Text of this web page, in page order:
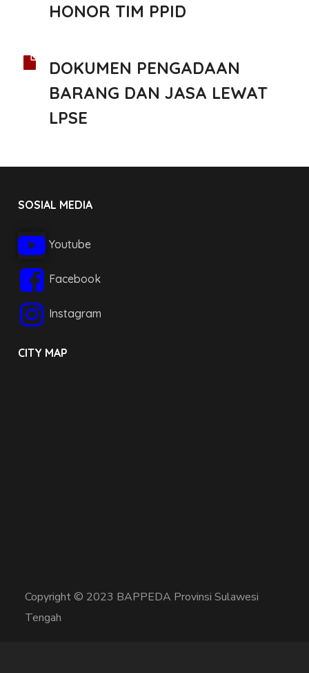
HONOR TIM PPID
DOKUMEN PENGADAAN
BARANG DAN JASA LEWAT
LPSE
SOSIAL MEDIA
Youtube
Facebook
Instagram
CITY MAP
Copyright © 2023 BAPPEDA Provinsi Sulawesi
Tengah